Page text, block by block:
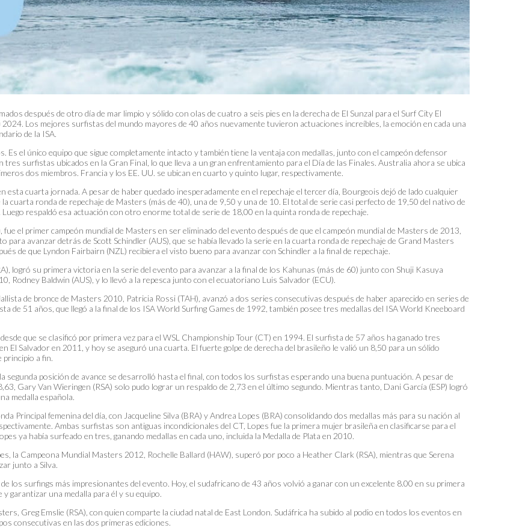
después de otro día de mar limpio y sólido con olas de cuatro a seis pies en la derecha de El Sunzal para el Surf City El
Los mejores surfistas del mundo mayores de 40 años nuevamente tuvieron actuaciones increíbles, la emoción en cada una
de la ISA.
Es el único equipo que sigue completamente intacto y también tiene la ventaja con medallas, junto con el campeón defensor
tres surfistas ubicados en la Gran Final, lo que lleva a un gran enfrentamiento para el Día de las Finales. Australia ahora se ubica
dos miembros. Francia y los EE. UU. se ubican en cuarto y quinto lugar, respectivamente.
esta cuarta jornada. A pesar de haber quedado inesperadamente en el repechaje el tercer día, Bourgeois dejó de lado cualquier
cuarta ronda de repechaje de Masters (más de 40), una de 9,50 y una de 10. El total de serie casi perfecto de 19,50 del nativo de
respaldó esa actuación con otro enorme total de serie de 18,00 en la quinta ronda de repechaje.
el primer campeón mundial de Masters en ser eliminado del evento después de que el campeón mundial de Masters de 2013,
avanzar detrás de Scott Schindler (AUS), que se había llevado la serie en la cuarta ronda de repechaje de Grand Masters
de que Lyndon Fairbairn (NZL) recibiera el visto bueno para avanzar con Schindler a la final de repechaje.
logró su primera victoria en la serie del evento para avanzar a la final de los Kahunas (más de 60) junto con Shuji Kasuya
Rodney Baldwin (AUS), y lo llevó a la repesca junto con el ecuatoriano Luis Salvador (ECU).
de bronce de Masters 2010, Patricia Rossi (TAH), avanzó a dos series consecutivas después de haber aparecido en series de
de 51 años, que llegó a la final de los ISA World Surfing Games de 1992, también posee tres medallas del ISA World Kneeboard
que se clasificó por primera vez para el WSL Championship Tour (CT) en 1994. El surfista de 57 años ha ganado tres
El Salvador en 2011, y hoy se aseguró una cuarta. El fuerte golpe de derecha del brasileño le valió un 8,50 para un sólido
principio a fin.
segunda posición de avance se desarrolló hasta el final, con todos los surfistas esperando una buena puntuación. A pesar de
Gary Van Wieringen (RSA) solo pudo lograr un respaldo de 2,73 en el último segundo. Mientras tanto, Dani García (ESP) logró
medalla española.
Principal femenina del día, con Jacqueline Silva (BRA) y Andrea Lopes (BRA) consolidando dos medallas más para su nación al
Ambas surfistas son antiguas incondicionales del CT, Lopes fue la primera mujer brasileña en clasificarse para el
ya había surfeado en tres, ganando medallas en cada uno, incluida la Medalla de Plata en 2010.
la Campeona Mundial Masters 2012, Rochelle Ballard (HAW), superó por poco a Heather Clark (RSA), mientras que Serena
junto a Silva.
los surfings más impresionantes del evento. Hoy, el sudafricano de 43 años volvió a ganar con un excelente 8.00 en su primera
garantizar una medalla para él y su equipo.
Greg Emslie (RSA), con quien comparte la ciudad natal de East London. Sudáfrica ha subido al podio en todos los eventos en
consecutivas en las dos primeras ediciones.